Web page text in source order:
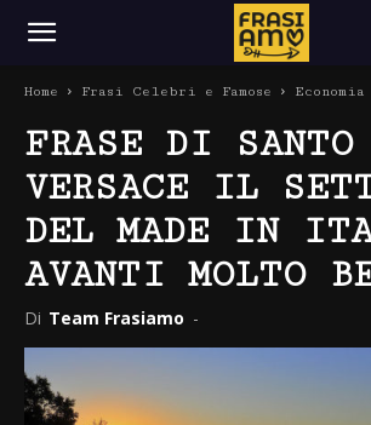
Home Frasi Celebri e Famose Economia
FRASE DI SANTO
VERSACE IL
DEL MADE IN
AVANTI MOLTO
Di Team Frasiamo -